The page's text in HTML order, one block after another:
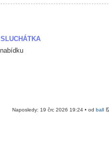
Naposledy: 19 črc 2026 19:24 • odball